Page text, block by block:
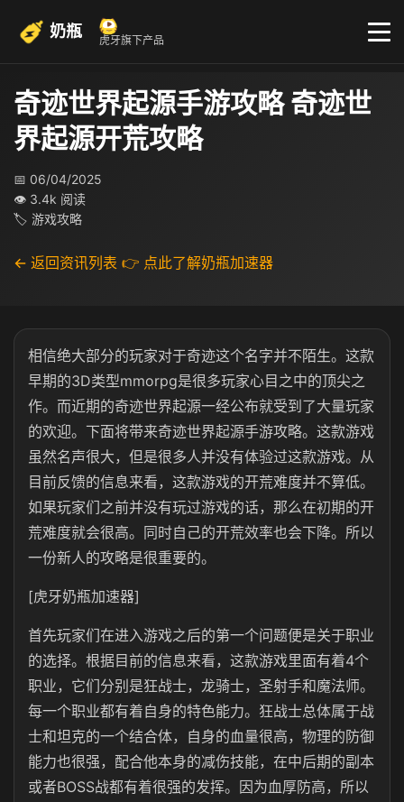
奶瓶 虎牙旗下产品
奇迹世界起源手游攻略 奇迹世
界起源开荒攻略
📅 06/04/2025
👁 3.4k 阅读
🏷 游戏攻略
← 返回资讯列表 👉 点此了解奶瓶加速器
相信绝大部分的玩家对于奇迹这个名字并不陌生。这款
早期的3D类型mmorpg是很多玩家心目之中的顶尖之
作。而近期的奇迹世界起源一经公布就受到了大量玩家
的欢迎。下面将带来奇迹世界起源手游攻略。这款游戏
虽然名声很大，但是很多人并没有体验过这款游戏。从
目前反馈的信息来看，这款游戏的开荒难度并不算低。
如果玩家们之前并没有玩过游戏的话，那么在初期的开
荒难度就会很高。同时自己的开荒效率也会下降。所以
一份新人的攻略是很重要的。
[虎牙奶瓶加速器]
首先玩家们在进入游戏之后的第一个问题便是关于职业
的选择。根据目前的信息来看，这款游戏里面有着4个
职业，它们分别是狂战士，龙骑士，圣射手和魔法师。
每一个职业都有着自身的特色能力。狂战士总体属于战
士和坦克的一个结合体，自身的血量很高，物理的防御
能力也很强，配合他本身的减伤技能，在中后期的副本
或者BOSS战都有着很强的发挥。因为血厚防高，所以